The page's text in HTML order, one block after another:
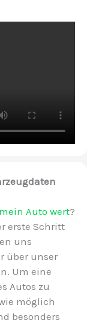
Auto wert?
erste Schritt
uns
über unser
Um eine
Autos zu
möglich
besonders